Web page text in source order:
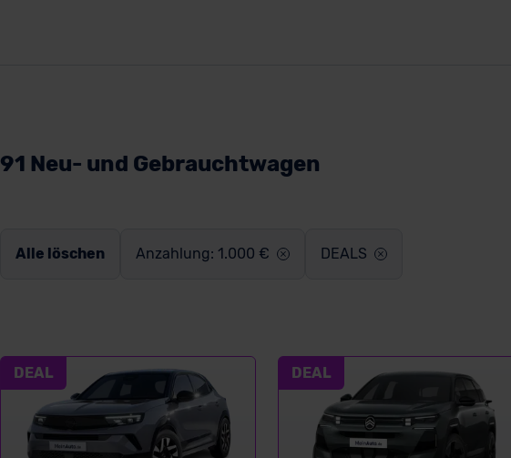
91 Neu- und Gebrauchtwagen
Alle löschen Anzahlung: 1.000 € DEALS
DEAL DEAL